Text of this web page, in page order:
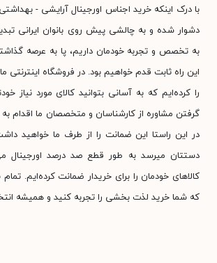
با درک اینکه خرید اجناس اورجینال آرایشی -
دشوار شده و به چالشی پیش روی بانوان ایرانی
به تخصص و تجربه خودمان داریم، پا به عرصه
این راه ثابت قدم خواهیم بود. در فروشگاه اینترنتی
را کرده‌ایم که به آسانی بتوانید کالای مورد نیاز
گرفتن مشاوره از کارشناسان و متخصصان ما اقدام
در این راستا این ضمانت را از طرف ما خواهید
دستتان میرسد به طور قطع صد درصد اورجینال
کالاهای خودمان را برای خریدار ضمانت کرده‌ایم.
که شما خرید لذت بخشی را تجربه کنید و همیشه